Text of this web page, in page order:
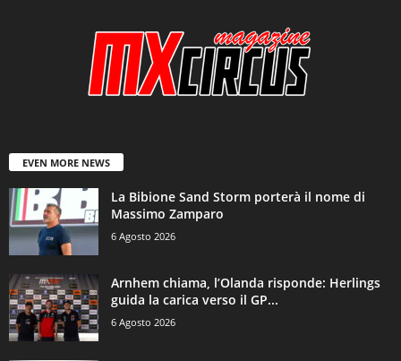
EVEN MORE NEWS
La Bibione Sand Storm porterà il nome di
Massimo Zamparo
6 Agosto 2026
Arnhem chiama, l’Olanda risponde: Herlings
guida la carica verso il GP...
6 Agosto 2026